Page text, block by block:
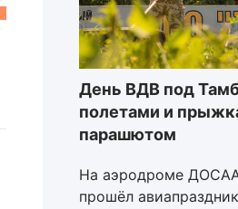
День ВДВ под
полетами и
парашютом
На аэродроме
прошёл